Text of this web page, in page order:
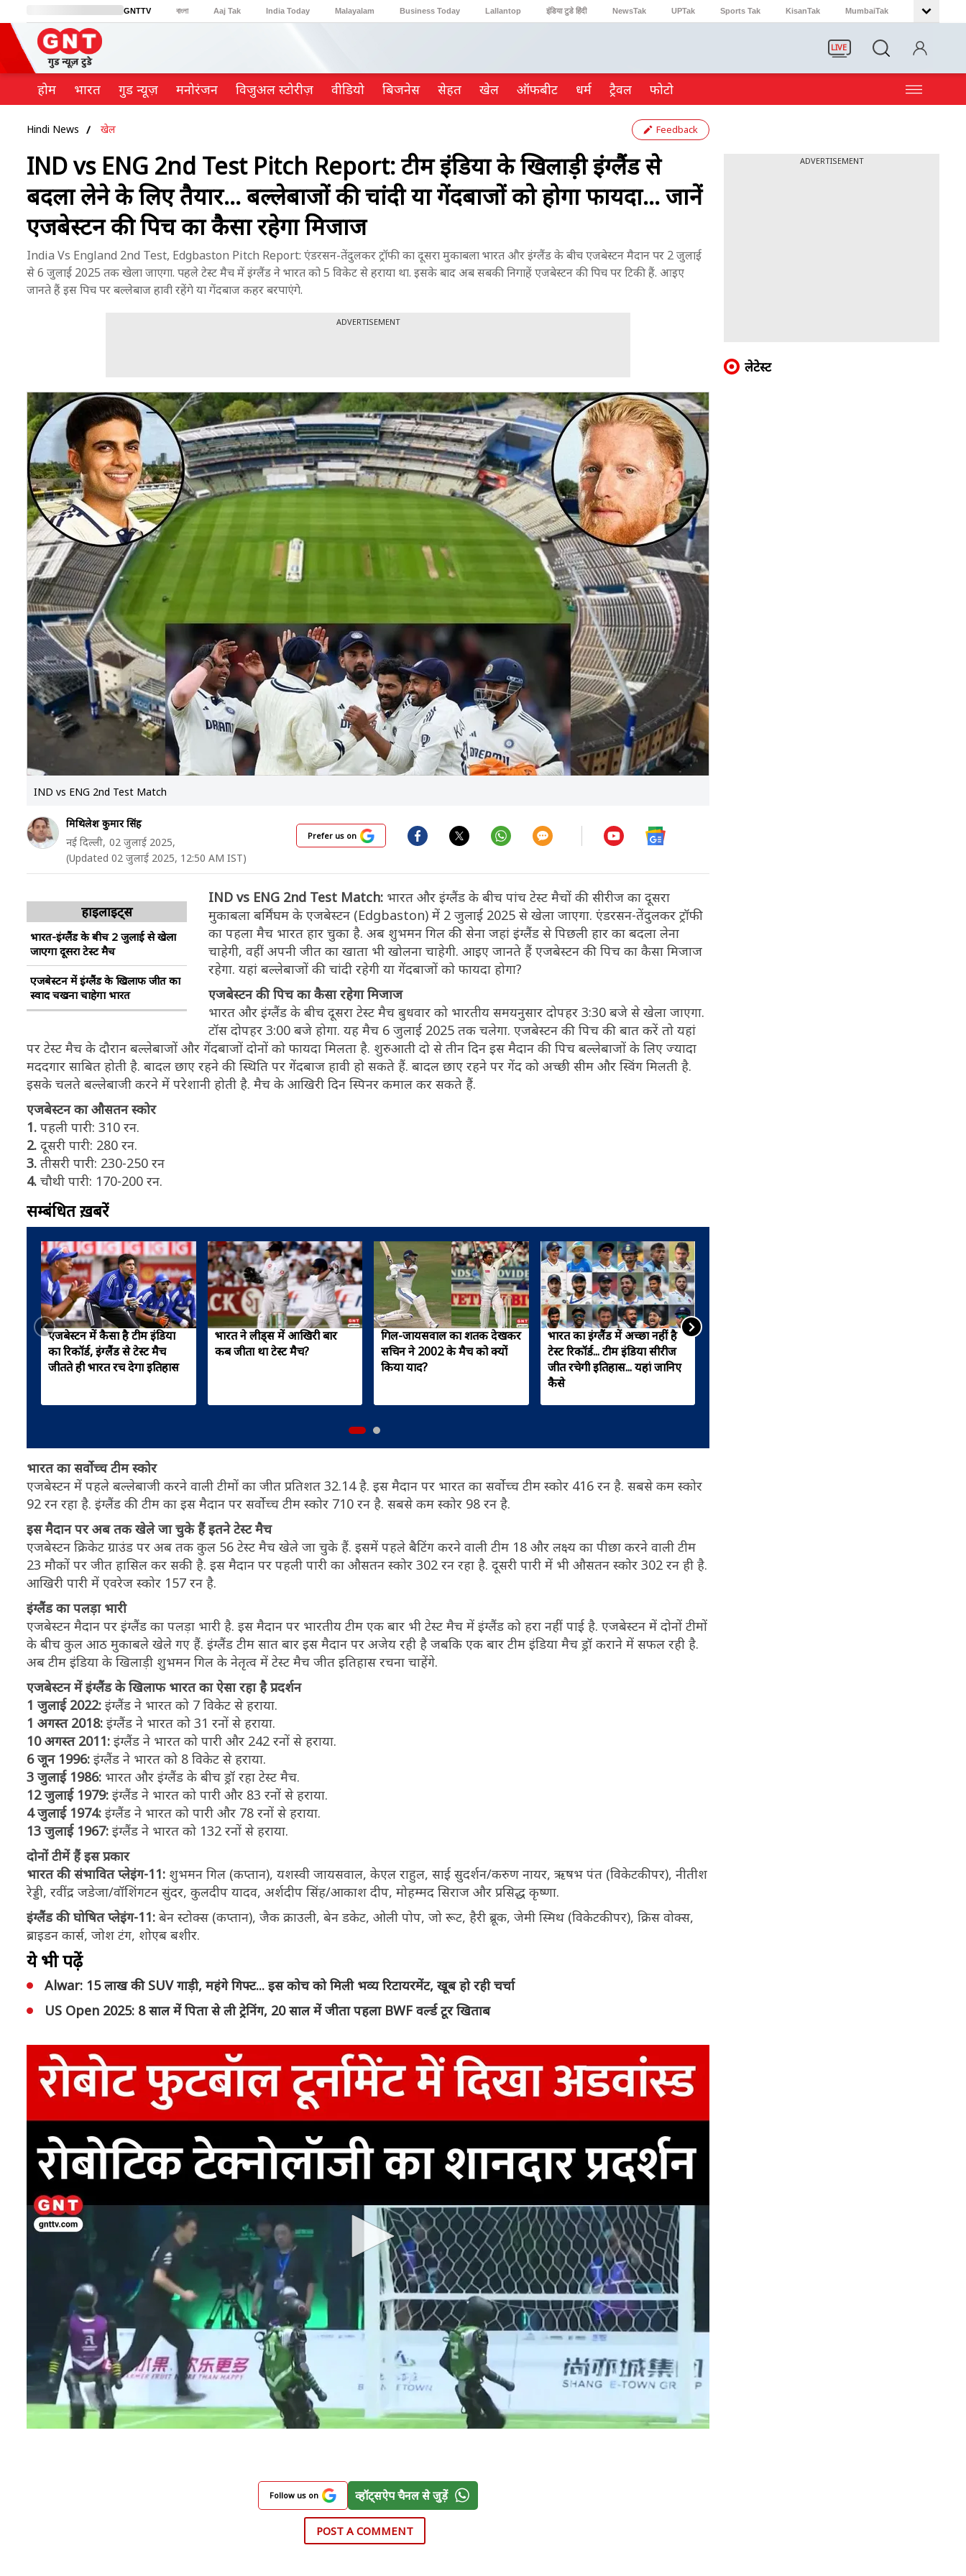
GNTTV বাংলা Aaj Tak India Today Malayalam Business Today Lallantop इंडिया टुडे हिंदी NewsTak UPTak Sports Tak KisanTak MumbaiTak
BT Bazaar Cosmopolitan
LIVE
होम भारत गुड न्यूज़ मनोरंजन विजुअल स्टोरीज़ वीडियो ब‍िजनेस सेहत खेल ऑफबीट धर्म ट्रैवल फोटो
Hindi News खेल Feedback
IND vs ENG 2nd Test Pitch Report: टीम इंडिया के खिलाड़ी इंग्लैंड से
बदला लेने के लिए तैयार... बल्लेबाजों की चांदी या गेंदबाजों को होगा फायदा... जानें
एजबेस्टन की पिच का कैसा रहेगा मिजाज
India Vs England 2nd Test, Edgbaston Pitch Report: एंडरसन-तेंदुलकर ट्रॉफी का दूसरा मुकाबला भारत और इंग्लैंड के बीच एजबेस्टन मैदान पर 2 जुलाई
से 6 जुलाई 2025 तक खेला जाएगा. पहले टेस्ट मैच में इंग्लैंड ने भारत को 5 विकेट से हराया था. इसके बाद अब सबकी निगाहें एजबेस्टन की पिच पर टिकी हैं. आइए
जानते हैं इस पिच पर बल्लेबाज हावी रहेंगे या गेंदबाज कहर बरपाएंगे.
ADVERTISEMENT
IND vs ENG 2nd Test Match
मिथिलेश कुमार सिंह
नई दिल्ली, 02 जुलाई 2025,
(Updated 02 जुलाई 2025, 12:50 AM IST)
Prefer us on
हाइलाइट्स
भारत-इंग्लैंड के बीच 2 जुलाई से खेला
जाएगा दूसरा टेस्ट मैच
एजबेस्टन में इंग्लैंड के खिलाफ जीत का
स्वाद चखना चाहेगा भारत
IND vs ENG 2nd Test Match: भारत और इंग्लैंड के बीच पांच टेस्ट मैचों की सीरीज का दूसरा
मुकाबला बर्मिंघम के एजबेस्टन (Edgbaston) में 2 जुलाई 2025 से खेला जाएगा. एंडरसन-तेंदुलकर ट्रॉफी
का पहला मैच भारत हार चुका है. अब शुभमन गिल की सेना जहां इंग्लैंड से पिछली हार का बदला लेना
चाहेगी, वहीं अपनी जीत का खाता भी खोलना चाहेगी. आइए जानते हैं एजबेस्टन की पिच का कैसा मिजाज
रहेगा. यहां बल्लेबाजों की चांदी रहेगी या गेंदबाजों को फायदा होगा?
एजबेस्टन की पिच का कैसा रहेगा मिजाज
भारत और इंग्लैंड के बीच दूसरा टेस्ट मैच बुधवार को भारतीय समयनुसार दोपहर 3:30 बजे से खेला जाएगा.
टॉस दोपहर 3:00 बजे होगा. यह मैच 6 जुलाई 2025 तक चलेगा. एजबेस्टन की पिच की बात करें तो यहां
पर टेस्ट मैच के दौरान बल्लेबाजों और गेंदबाजों दोनों को फायदा मिलता है. शुरुआती दो से तीन दिन इस मैदान की पिच बल्लेबाजों के लिए ज्यादा
मददगार साबित होती है. बादल छाए रहने की स्थिति पर गेंदबाज हावी हो सकते हैं. बादल छाए रहने पर गेंद को अच्छी सीम और स्विंग मिलती है.
इसके चलते बल्लेबाजी करने में परेशानी होती है. मैच के आखिरी दिन स्पिनर कमाल कर सकते हैं.
एजबेस्टन का औसतन स्कोर
1. पहली पारी: 310 रन.
2. दूसरी पारी: 280 रन.
3. तीसरी पारी: 230-250 रन
4. चौथी पारी: 170-200 रन.
सम्बंधित ख़बरें
एजबेस्टन में कैसा है टीम इंडिया
का रिकॉर्ड, इंग्लैंड से टेस्ट मैच
जीतते ही भारत रच देगा इतिहास
भारत ने लीड्स में आखिरी बार
कब जीता था टेस्ट मैच?
गिल-जायसवाल का शतक देखकर
सचिन ने 2002 के मैच को क्यों
किया याद?
भारत का इंग्लैंड में अच्छा नहीं है
टेस्ट रिकॉर्ड... टीम इंडिया सीरीज
जीत रचेगी इतिहास... यहां जानिए
कैसे
भारत का सर्वोच्च टीम स्कोर
एजबेस्टन में पहले बल्लेबाजी करने वाली टीमों का जीत प्रतिशत 32.14 है. इस मैदान पर भारत का सर्वोच्च टीम स्कोर 416 रन है. सबसे कम स्कोर
92 रन रहा है. इंग्लैंड की टीम का इस मैदान पर सर्वोच्च टीम स्कोर 710 रन है. सबसे कम स्कोर 98 रन है.
इस मैदान पर अब तक खेले जा चुके हैं इतने टेस्ट मैच
एजबेस्टन क्रिकेट ग्राउंड पर अब तक कुल 56 टेस्ट मैच खेले जा चुके हैं. इसमें पहले बैटिंग करने वाली टीम 18 और लक्ष्य का पीछा करने वाली टीम
23 मौकों पर जीत हासिल कर सकी है. इस मैदान पर पहली पारी का औसतन स्कोर 302 रन रहा है. दूसरी पारी में भी औसतन स्कोर 302 रन ही है.
आखिरी पारी में एवरेज स्कोर 157 रन है.
इंग्लैंड का पलड़ा भारी
एजबेस्टन मैदान पर इंग्लैंड का पलड़ा भारी है. इस मैदान पर भारतीय टीम एक बार भी टेस्ट मैच में इंग्लैंड को हरा नहीं पाई है. एजबेस्टन में दोनों टीमों
के बीच कुल आठ मुकाबले खेले गए हैं. इंग्लैंड टीम सात बार इस मैदान पर अजेय रही है जबकि एक बार टीम इंडिया मैच ड्रॉ कराने में सफल रही है.
अब टीम इंडिया के खिलाड़ी शुभमन गिल के नेतृत्व में टेस्ट मैच जीत इतिहास रचना चाहेंगे.
एजबेस्टन में इंग्लैंड के खिलाफ भारत का ऐसा रहा है प्रदर्शन
1 जुलाई 2022: इंग्लैंड ने भारत को 7 विकेट से हराया.
1 अगस्त 2018: इंग्लैंड ने भारत को 31 रनों से हराया.
10 अगस्त 2011: इंग्लैंड ने भारत को पारी और 242 रनों से हराया.
6 जून 1996: इंग्लैंड ने भारत को 8 विकेट से हराया.
3 जुलाई 1986: भारत और इंग्लैंड के बीच ड्रॉ रहा टेस्ट मैच.
12 जुलाई 1979: इंग्लैंड ने भारत को पारी और 83 रनों से हराया.
4 जुलाई 1974: इंग्लैंड ने भारत को पारी और 78 रनों से हराया.
13 जुलाई 1967: इंग्लैंड ने भारत को 132 रनों से हराया.
दोनों टीमें हैं इस प्रकार
भारत की संभावित प्लेइंग-11: शुभमन गिल (कप्तान), यशस्वी जायसवाल, केएल राहुल, साई सुदर्शन/करुण नायर, ऋषभ पंत (विकेटकीपर), नीतीश
रेड्डी, रवींद्र जडेजा/वॉशिंगटन सुंदर, कुलदीप यादव, अर्शदीप सिंह/आकाश दीप, मोहम्मद सिराज और प्रसिद्ध कृष्णा.
इंग्लैंड की घोषित प्लेइंग-11: बेन स्टोक्स (कप्तान), जैक क्राउली, बेन डकेट, ओली पोप, जो रूट, हैरी ब्रूक, जेमी स्मिथ (विकेटकीपर), क्रिस वोक्स,
ब्राइडन कार्स, जोश टंग, शोएब बशीर.
ये भी पढ़ें
Alwar: 15 लाख की SUV गाड़ी, महंगे गिफ्ट... इस कोच को मिली भव्य रिटायरमेंट, खूब हो रही चर्चा
US Open 2025: 8 साल में पिता से ली ट्रेनिंग, 20 साल में जीता पहला BWF वर्ल्ड टूर खिताब
Follow us on व्हॉट्सऐप चैनल से जुड़ें
POST A COMMENT
ADVERTISEMENT
लेटेस्ट